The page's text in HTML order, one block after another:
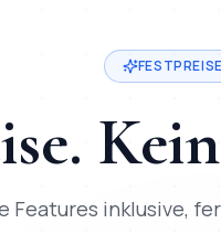
Features inklusive,